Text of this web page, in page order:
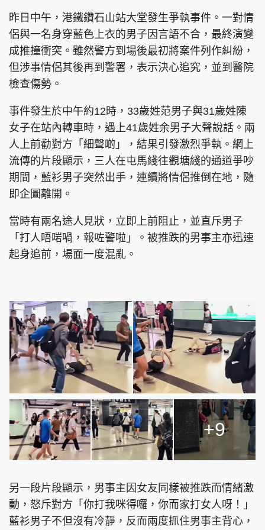
昨日中午，港鐵鑽石山站大堂發生爭執事件。一對情
侶與一名身穿藍色上衣的男子因言語不合，最終演變
成推撞衝突。雖然警方到場後最初將案件列作糾紛，
但涉事情侶其後再到警署，表示決心追究，並到醫院
檢查傷勢。
事件發生於中午約12時，33歲姓范男子與31歲姓陳
女子在站內轉車時，遇上41歲姓余男子大聲說話。兩
人上前勸對方「細聲啲」，結果引發激烈爭執。網上
流傳的片段顯示，三人在屯馬綫往觀塘綫的通道爭吵
期間，藍衫男子突然出手，連續將情侶推倒在地，隨
即企圖離開。
當時有兩名途人見狀，立即上前阻止，並直斥男子
「打人唔啱喎，報咗警啦」。被推跌的男事主亦迅速
起身追前，場面一度混亂。
+9
另一段片段顯示，男事主因女友同樣被推跌而情緒激
動，怒斥對方「你打我咪得囉，你而家打女人呀！」
藍衫男子不但沒有冷靜，反而兩度抓住男事主背心，